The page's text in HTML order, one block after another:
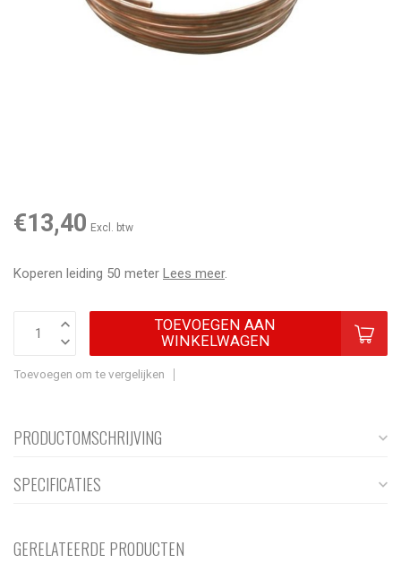
€13,40 Excl. btw
Koperen leiding 50 meter Lees meer.
TOEVOEGEN AAN
WINKELWAGEN
Toevoegen om te vergelijken
PRODUCTOMSCHRIJVING
SPECIFICATIES
GERELATEERDE PRODUCTEN